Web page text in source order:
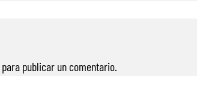
para publicar un comentario.